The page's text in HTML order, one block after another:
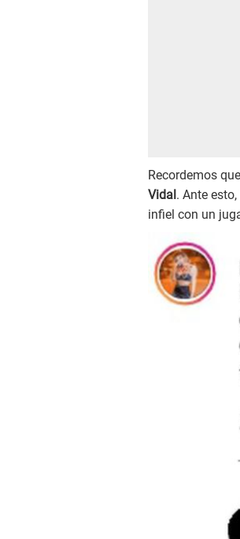
Recordemos
Vidal . Ante
infiel con un